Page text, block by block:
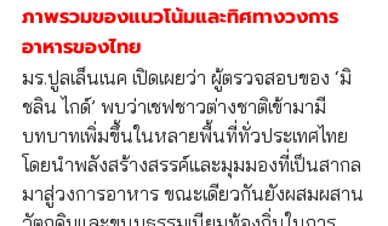
ภาพรวมของแนวโน้มและทิศทางวงการ
อาหารของไทย
มร.ปูลเล็นเนค เปิดเผยว่า ผู้ตรวจสอบของ ‘มิ
ชลิน ไกด์’ พบว่าเชฟชาวต่างชาติเข้ามามี
บทบาทเพิ่มขึ้นในหลายพื้นที่ทั่วประเทศไทย
โดยนำพลังสร้างสรรค์และมุมมองที่เป็นสากล
มาสู่วงการอาหาร ขณะเดียวกันยังผสมผสาน